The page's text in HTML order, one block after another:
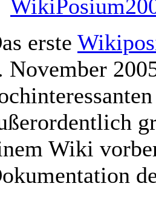
erste
November
Wiki